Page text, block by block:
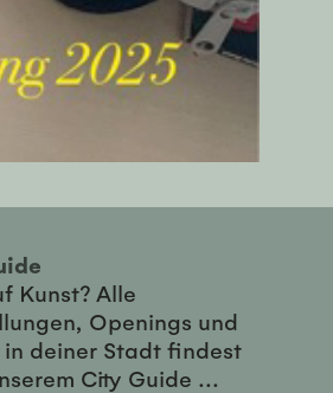
Kunst? Alle
Openings und
in deiner Stadt findest
City Guide ...